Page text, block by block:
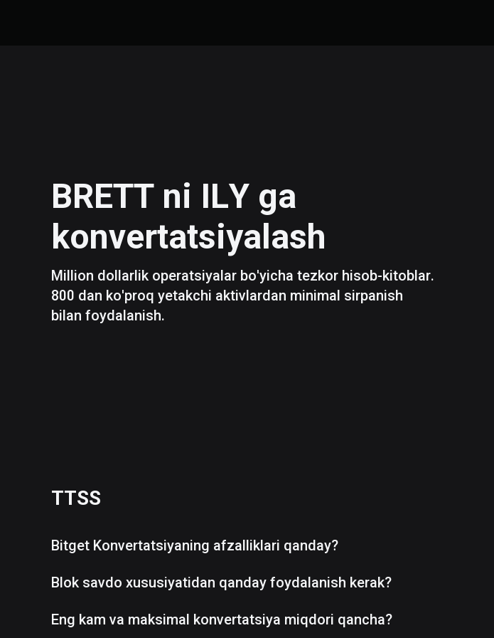
BRETT ni ILY ga
konvertatsiyalash
Million dollarlik operatsiyalar bo'yicha tezkor hisob-kitoblar.
800 dan ko'proq yetakchi aktivlardan minimal sirpanish
bilan foydalanish.
TTSS
Bitget Konvertatsiyaning afzalliklari qanday?
Blok savdo xususiyatidan qanday foydalanish kerak?
Eng kam va maksimal konvertatsiya miqdori qancha?